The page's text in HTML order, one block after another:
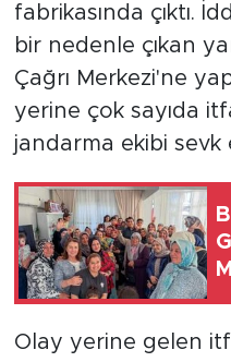
fabrikasında çıktı.
bir nedenle çıkan
Çağrı Merkezi'ne
yerine çok sayıda
jandarma ekibi sevk
Olay yerine gelen